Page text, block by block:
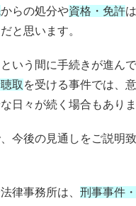
からの処分や資格・免許
と思います。
いう間に手続きが進んで
取 を受ける事件では、
日々が続く場合もありま
今後の見通しをご説明
律事務所は、 刑事事件